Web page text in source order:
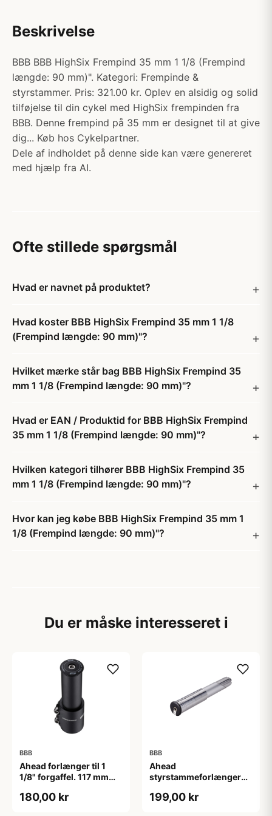
Beskrivelse
BBB BBB HighSix Frempind 35 mm 1 1/8 (Frempind
længde: 90 mm)". Kategori: Frempinde &
styrstammer. Pris: 321.00 kr. Oplev en alsidig og solid
tilføjelse til din cykel med HighSix frempinden fra
BBB. Denne frempind på 35 mm er designet til at give
dig... Køb hos Cykelpartner.
Dele af indholdet på denne side kan være genereret
med hjælp fra AI.
Ofte stillede spørgsmål
Hvad er navnet på produktet?
Hvad koster BBB HighSix Frempind 35 mm 1 1/8
(Frempind længde: 90 mm)"?
Hvilket mærke står bag BBB HighSix Frempind 35
mm 1 1/8 (Frempind længde: 90 mm)"?
Hvad er EAN / Produktid for BBB HighSix Frempind
35 mm 1 1/8 (Frempind længde: 90 mm)"?
Hvilken kategori tilhører BBB HighSix Frempind 35
mm 1 1/8 (Frempind længde: 90 mm)"?
Hvor kan jeg købe BBB HighSix Frempind 35 mm 1
1/8 (Frempind længde: 90 mm)"?
Du er måske interesseret i
BBB
Ahead forlænger til 1
1/8" forgaffel. 117 mm
180,00 kr
BBB
Ahead
styrstammeforlænger
199,00 kr